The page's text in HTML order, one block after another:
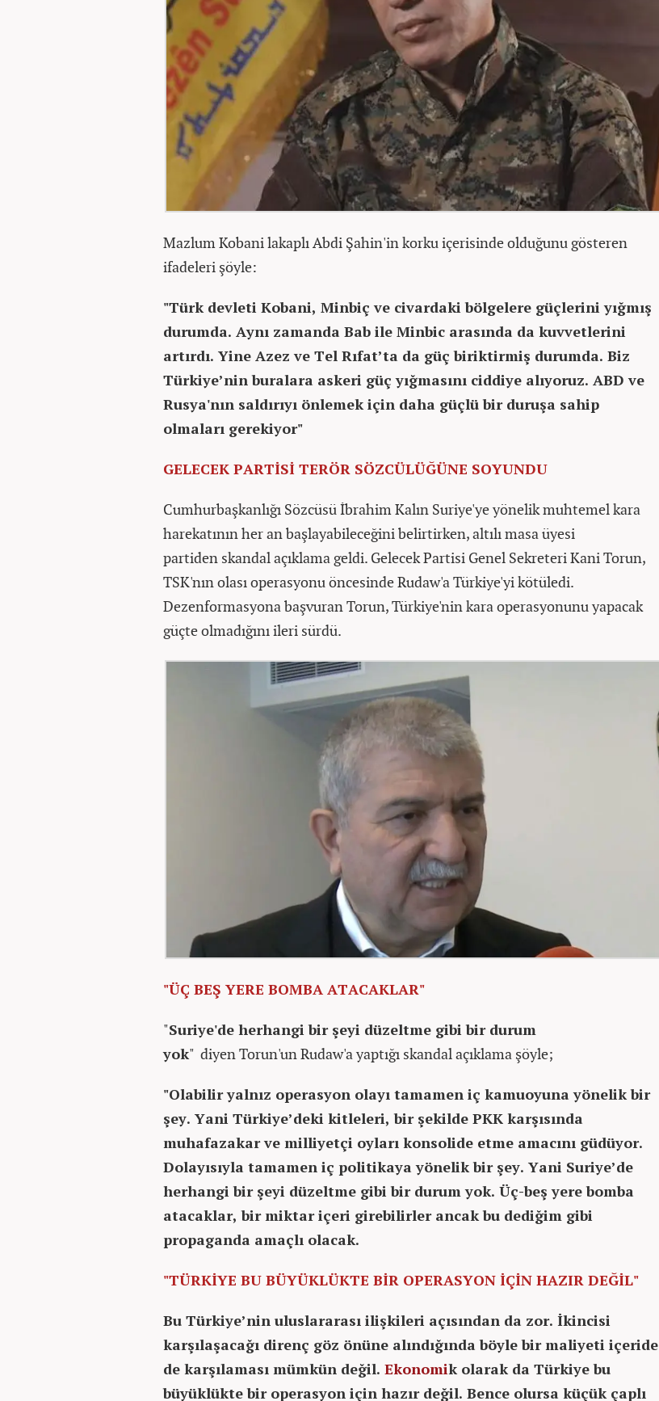
Mazlum Kobani lakaplı Abdi Şahin'in korku içerisinde olduğunu gösteren
ifadeleri şöyle:
"Türk devleti Kobani, Minbiç ve civardaki bölgelere güçlerini yığmış
durumda. Aynı zamanda Bab ile Minbic arasında da kuvvetlerini
artırdı. Yine Azez ve Tel Rıfat’ta da güç biriktirmiş durumda. Biz
Türkiye’nin buralara askeri güç yığmasını ciddiye alıyoruz. ABD ve
Rusya'nın saldırıyı önlemek için daha güçlü bir duruşa sahip
olmaları gerekiyor"
GELECEK PARTİSİ TERÖR SÖZCÜLÜĞÜNE SOYUNDU
Cumhurbaşkanlığı Sözcüsü İbrahim Kalın Suriye'ye yönelik muhtemel kara
harekatının her an başlayabileceğini belirtirken, altılı masa üyesi
partiden skandal açıklama geldi. Gelecek Partisi Genel Sekreteri Kani Torun,
TSK'nın olası operasyonu öncesinde Rudaw'a Türkiye'yi kötüledi.
Dezenformasyona başvuran Torun, Türkiye'nin kara operasyonunu yapacak
güçte olmadığını ileri sürdü.
"ÜÇ BEŞ YERE BOMBA ATACAKLAR"
"Suriye'de herhangi bir şeyi düzeltme gibi bir durum
yok" diyenTorun'un Rudaw'a yaptığı skandal açıklama şöyle;
"Olabilir yalnız operasyon olayı tamamen iç kamuoyuna yönelik bir
şey. Yani Türkiye’deki kitleleri, bir şekilde PKK karşısında
muhafazakar ve milliyetçi oyları konsolide etme amacını güdüyor.
Dolayısıyla tamamen iç politikaya yönelik bir şey. Yani Suriye’de
herhangi bir şeyi düzeltme gibi bir durum yok. Üç-beş yere bomba
atacaklar, bir miktar içeri girebilirler ancak bu dediğim gibi
propaganda amaçlı olacak.
"TÜRKİYE BU BÜYÜKLÜKTE BİR OPERASYON İÇİN HAZIR DEĞİL"
Bu Türkiye’nin uluslararası ilişkileri açısından da zor. İkincisi
karşılaşacağı direnç göz önüne alındığında böyle bir maliyeti içeride
de karşılaması mümkün değil. Ekonomik olarak da Türkiye bu
büyüklükte bir operasyon için hazır değil. Bence olursa küçük çaplı